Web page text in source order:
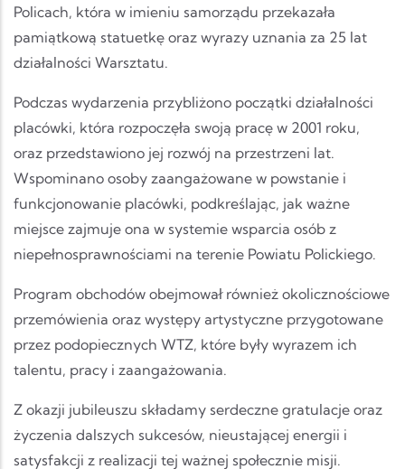
Policach, która w imieniu samorządu przekazała
pamiątkową statuetkę oraz wyrazy uznania za 25 lat
działalności Warsztatu.
Podczas wydarzenia przybliżono początki działalności
placówki, która rozpoczęła swoją pracę w 2001 roku,
oraz przedstawiono jej rozwój na przestrzeni lat.
Wspominano osoby zaangażowane w powstanie i
funkcjonowanie placówki, podkreślając, jak ważne
miejsce zajmuje ona w systemie wsparcia osób z
niepełnosprawnościami na terenie Powiatu Polickiego.
Program obchodów obejmował również okolicznościowe
przemówienia oraz występy artystyczne przygotowane
przez podopiecznych WTZ, które były wyrazem ich
talentu, pracy i zaangażowania.
Z okazji jubileuszu składamy serdeczne gratulacje oraz
życzenia dalszych sukcesów, nieustającej energii i
satysfakcji z realizacji tej ważnej społecznie misji.